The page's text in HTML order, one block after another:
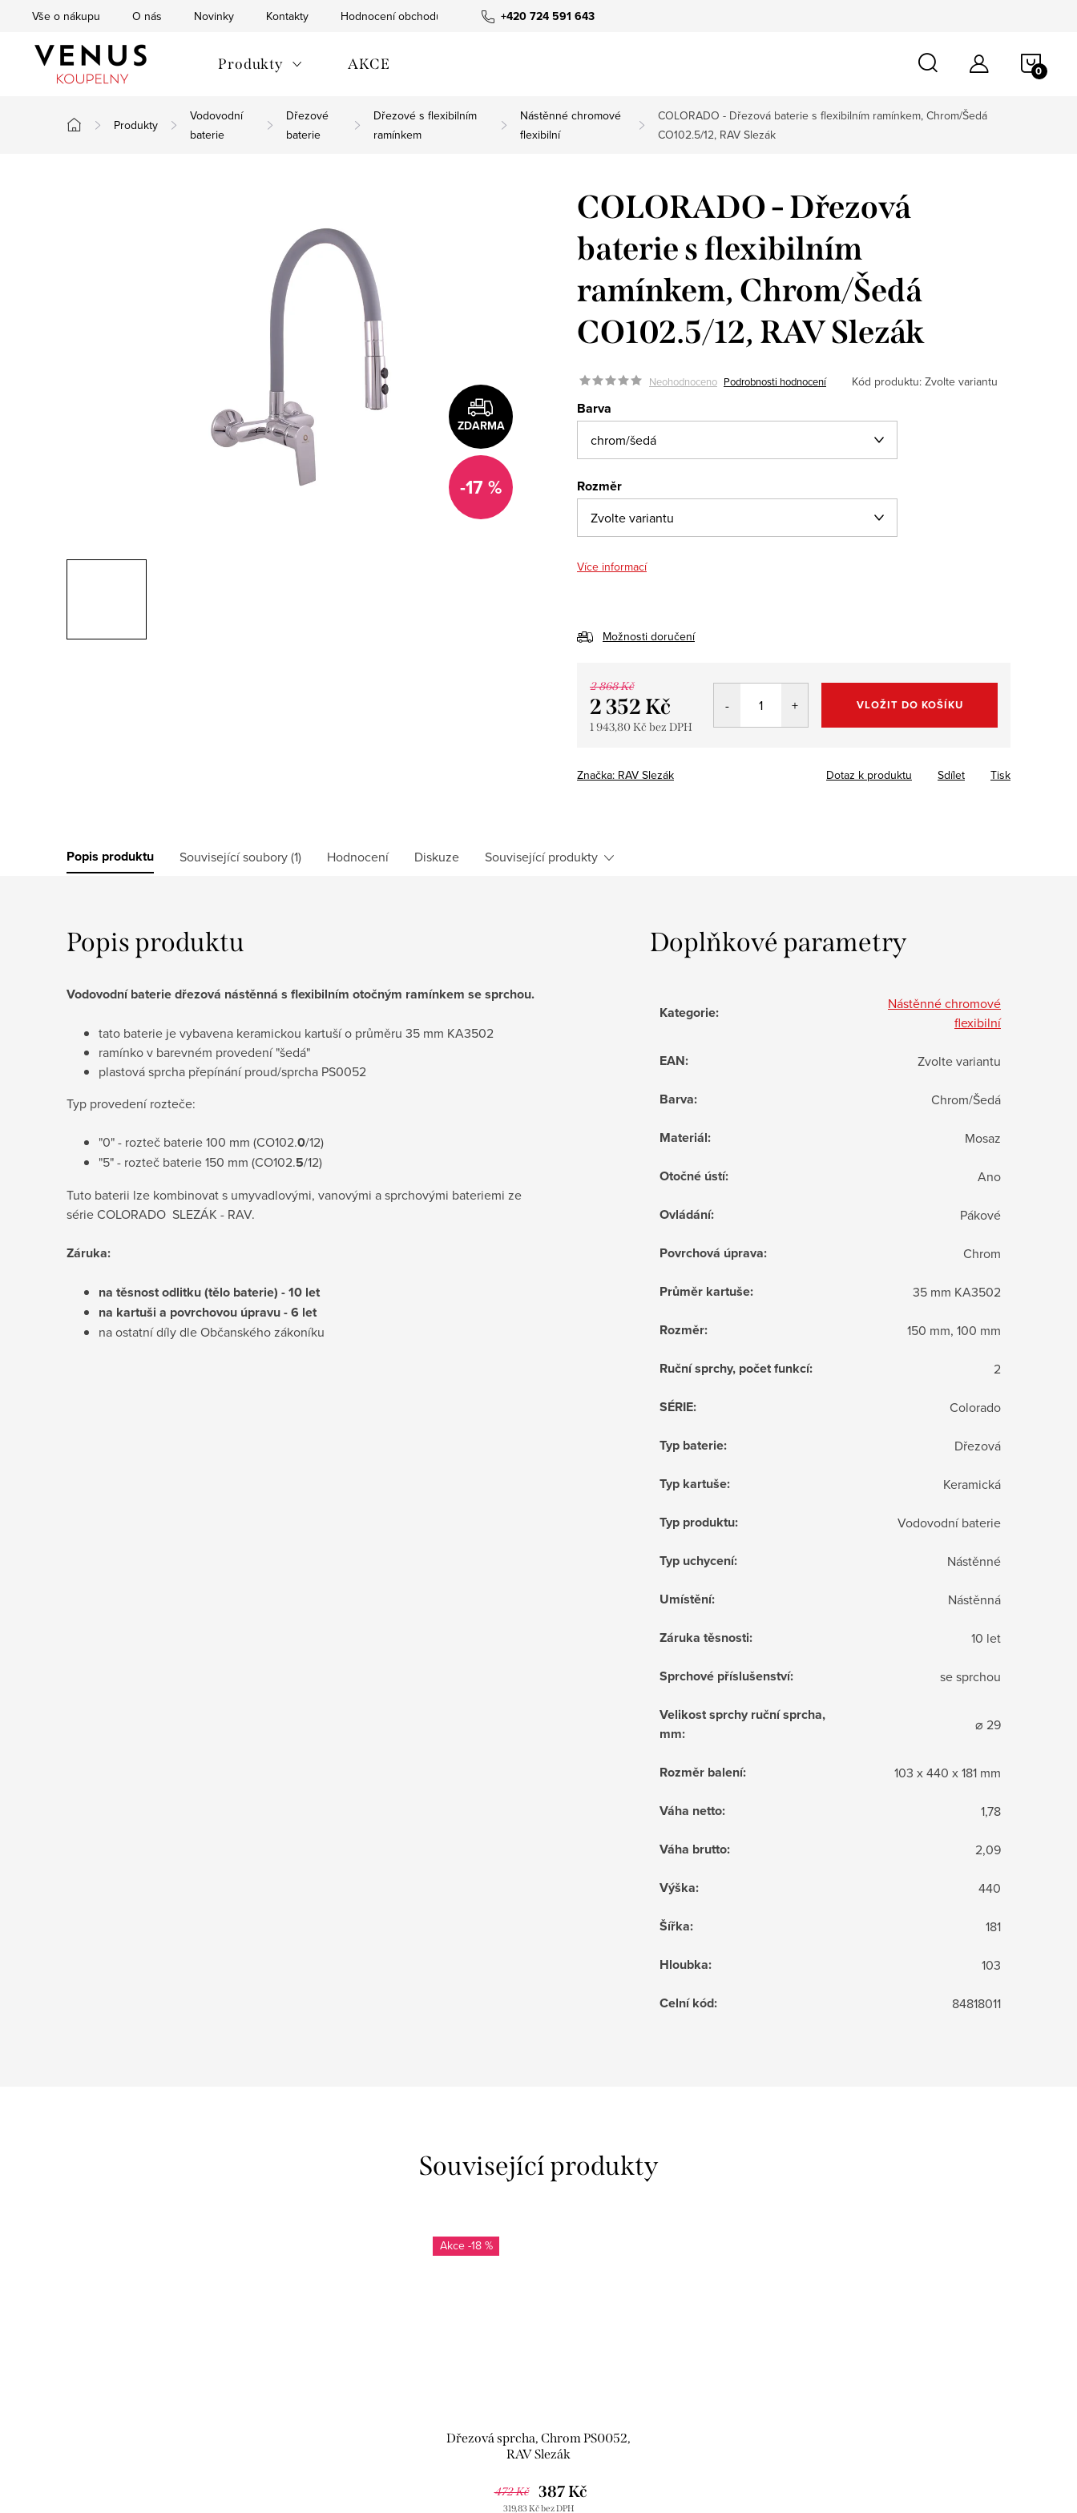
+420 724 591 643
Vše o nákupu O nás Novinky Kontakty Hodnocení obchodu
Produkty AKCE
Domů
Produkty
Vodovodní
baterie
Dřezové
baterie
Dřezové s flexibilním
ramínkem
Nástěnné chromové
flexibilní
COLORADO - Dřezová baterie s flexibilním ramínkem, Chrom/Šedá
CO102.5/12, RAV Slezák
ZDARMA
-17 %
COLORADO - Dřezová
baterie s flexibilním
ramínkem, Chrom/Šedá
CO102.5/12, RAV Slezák
Neohodnoceno Podrobnosti hodnocení Kód produktu: Zvolte variantu
Barva
Rozměr
Více informací
Možnosti doručení
2 868 Kč
2 352 Kč
1 943,80 Kč bez DPH
VLOŽIT DO KOŠÍKU
Značka: RAV Slezák Tisk
Dotaz k produktu Sdílet
Popis produktu Související soubory (1) Hodnocení Diskuze Související produkty
Popis produktu
Vodovodní baterie dřezová nástěnná s flexibilním otočným ramínkem se sprchou.
tato baterie je vybavena keramickou kartuší o průměru 35 mm KA3502
ramínko v barevném provedení "šedá"
plastová sprcha přepínání proud/sprcha PS0052
Typ provedení rozteče:
"0" - rozteč baterie 100 mm (CO102.0/12)
"5" - rozteč baterie 150 mm (CO102.5/12)
Tuto baterii lze kombinovat s umyvadlovými, vanovými a sprchovými bateriemi ze
série COLORADO SLEZÁK - RAV.
Záruka:
na těsnost odlitku (tělo baterie) - 10 let
na kartuši a povrchovou úpravu - 6 let
na ostatní díly dle Občanského zákoníku
Doplňkové parametry
Kategorie:
Nástěnné chromové
flexibilní
EAN: Zvolte variantu
Barva: Chrom/Šedá
Materiál: Mosaz
Otočné ústí: Ano
Ovládání: Pákové
Povrchová úprava: Chrom
Průměr kartuše: 35 mm KA3502
Rozměr: 150 mm, 100 mm
Ruční sprchy, počet funkcí: 2
SÉRIE: Colorado
Typ baterie: Dřezová
Typ kartuše: Keramická
Typ produktu: Vodovodní baterie
Typ uchycení: Nástěnné
Umístění: Nástěnná
Záruka těsnosti: 10 let
Sprchové příslušenství: se sprchou
Velikost sprchy ruční sprcha,
mm: ⌀ 29
Rozměr balení: 103 x 440 x 181 mm
Váha netto: 1,78
Váha brutto: 2,09
Výška: 440
Šířka: 181
Hloubka: 103
Celní kód: 84818011
Související produkty
-18 %
Dřezová sprcha, Chrom PS0052,
RAV Slezák
472 Kč
319,83 Kč bez DPH
387 Kč